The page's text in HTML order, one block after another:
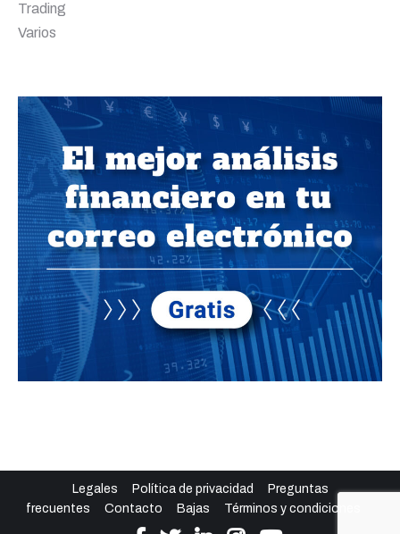
Trading
Varios
Legales Política de privacidad
Preguntas
frecuentes
Contacto Bajas Términos y condiciones